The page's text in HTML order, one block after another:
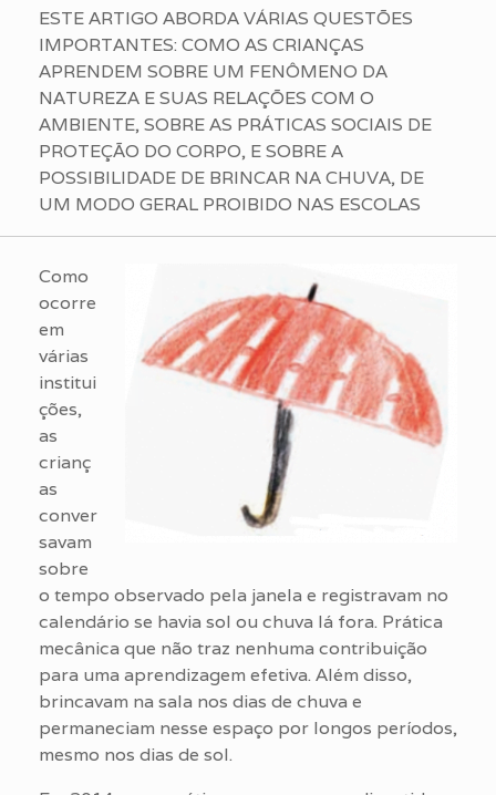
ESTE ARTIGO ABORDA VÁRIAS QUESTÕES
IMPORTANTES: COMO AS CRIANÇAS
APRENDEM SOBRE UM FENÔMENO DA
NATUREZA E SUAS RELAÇÕES COM O
AMBIENTE, SOBRE AS PRÁTICAS SOCIAIS DE
PROTEÇÃO DO CORPO, E SOBRE A
POSSIBILIDADE DE BRINCAR NA CHUVA, DE
UM MODO GERAL PROIBIDO NAS ESCOLAS
Como
ocorre
em
várias
institui
ções,
as
crianç
as
conver
savam
sobre
o tempo observado pela janela e registravam no
calendário se havia sol ou chuva lá fora. Prática
mecânica que não traz nenhuma contribuição
para uma aprendizagem efetiva. Além disso,
brincavam na sala nos dias de chuva e
permaneciam nesse espaço por longos períodos,
mesmo nos dias de sol.